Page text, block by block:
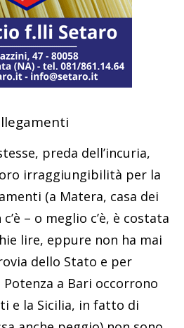
preda dell’incuria,
irraggiungibilità per la
(a Matera, casa dei
– o meglio c’è, è costata
lire, eppure non ha mai
dello Stato e per
a Bari occorrono
e la Sicilia, in fatto di